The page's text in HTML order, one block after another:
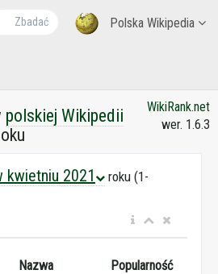
Polska Wikipedia
Zbadać
polskiej Wikipedii
WikiRank.net
wer. 1.6.3
kwietniu 2021
roku (1-
Nazwa Popularność